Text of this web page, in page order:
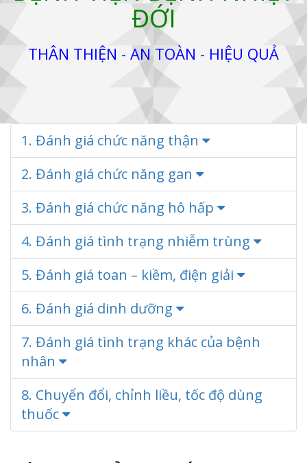
ĐỚI
THÂN THIỆN - AN TOÀN - HIỆU QUẢ
1. Đánh giá chức năng thận
2. Đánh giá chức năng gan
3. Đánh giá chức năng hô hấp
4. Đánh giá tình trạng nhiễm trùng
5. Đánh giá toan – kiềm, điện giải
6. Đánh giá dinh dưỡng
7. Đánh giá tình trạng khác của bệnh
nhân
8. Chuyển đổi, chỉnh liều, tốc độ dùng
thuốc